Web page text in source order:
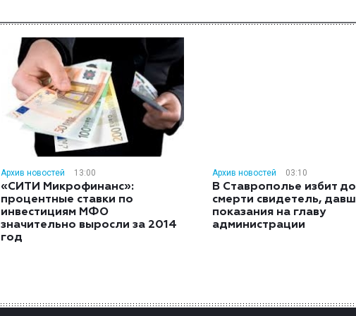
Архив новостей 13:00
«СИТИ Микрофинанс»:
процентные ставки по
инвестициям МФО
значительно выросли за 2014
год
Архив новостей 03:10
В Ставрополье избит до
смерти свидетель,
показания на главу
администрации